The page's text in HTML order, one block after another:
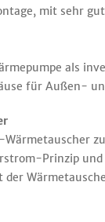
mit sehr
als
für Außen-
Prinzip
der